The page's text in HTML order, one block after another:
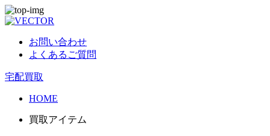
お問い合わせ
よくあるご質問
宅配買取
HOME
買取アイテム